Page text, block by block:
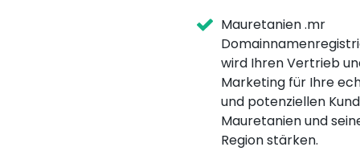
Mauretanien .mr
wird Ihren Vertrieb
Marketing für Ihre
und potenziellen
Mauretanien und
Region stärken.